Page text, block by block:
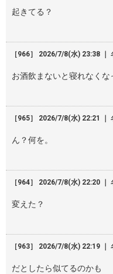
起きてる？
［966］ 2026/7/8(水) 23:38 ｜
お酒飲まないと寝れなくな
［965］ 2026/7/8(水) 22:21 ｜
ん？何を。
［964］ 2026/7/8(水) 22:20 ｜
変えた？
［963］ 2026/7/8(水) 22:19 ｜
だとしたら似てるのかも